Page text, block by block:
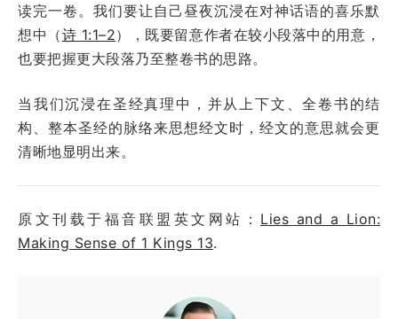
读完一卷。我们要让自己昼夜沉浸在对神话语的喜乐默
想中（诗 1:1–2），既要留意作者在较小段落中的用意，
也要把握更大段落乃至整卷书的思路。
当我们沉浸在圣经真理中，并从上下文、全卷书的结
构、整本圣经的脉络来思想经文时，经文的意思就会更
清晰地显明出来。
原文刊载于福音联盟英文网站： Lies and a Lion:
Making Sense of 1 Kings 13.